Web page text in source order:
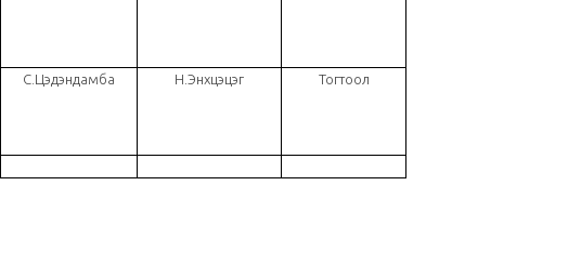
С.Цэдэндамба Н.Энхцэцэг Тогтоол